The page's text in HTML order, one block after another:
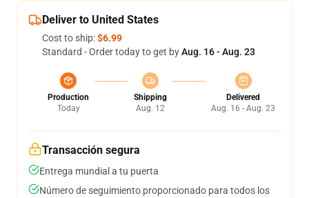
Deliver to United States
Cost to ship:$6.99
Standard - Order today to get byAug. 16 - Aug. 23
Production
Today
Shipping
Aug. 12
Delivered
Aug. 16 - Aug. 23
Transacción segura
Entrega mundial a tu puerta
Número de seguimiento proporcionado para todos los